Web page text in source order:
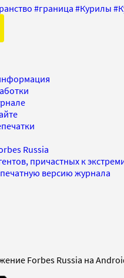
#граница #Курилы #
Russia
причастных к
версию журнала
Forbes Russia на